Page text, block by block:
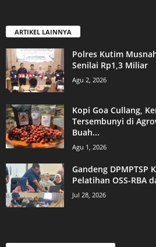
ARTIKEL LAINNYA
Polres Kutim
Senilai Rp1,3 Miliar
Agu 2, 2026
Kopi Goa Cullang,
Tersembunyi di
Buah...
Agu 1, 2026
Gandeng DPMPTSP
Pelatihan OSS-RBA
Jul 28, 2026